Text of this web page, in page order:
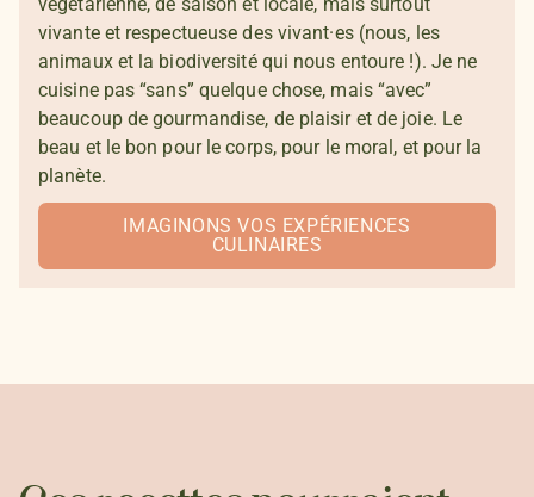
vivante et respectueuse des vivant·es (nous, les
animaux et la biodiversité qui nous entoure !). Je ne
cuisine pas “sans” quelque chose, mais “avec”
beaucoup de gourmandise, de plaisir et de joie. Le
beau et le bon pour le corps, pour le moral, et pour la
planète.
IMAGINONS VOS EXPÉRIENCES
CULINAIRES